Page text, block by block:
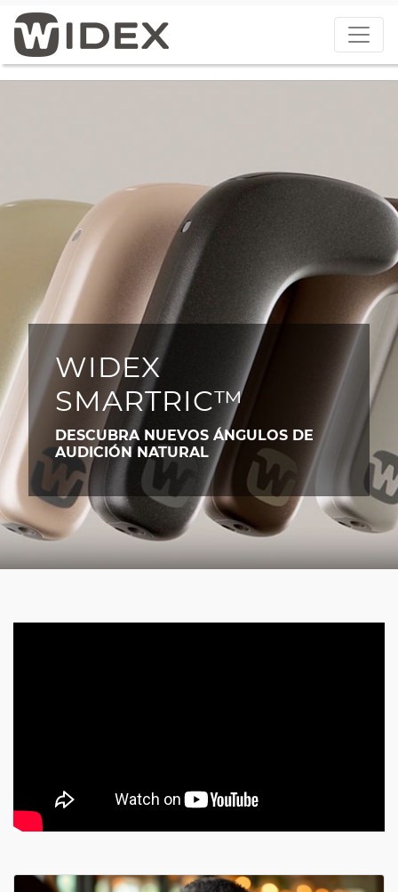
WIDEX
SMARTRIC™
DESCUBRA NUEVOS ÁNGULOS DE
AUDICIÓN NATURAL